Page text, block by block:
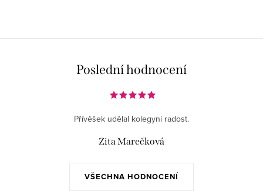
Poslední hodnocení
VŠECHNA HODNOCENÍ
Přívěšek udělal kolegyni radost.
Zita Marečková